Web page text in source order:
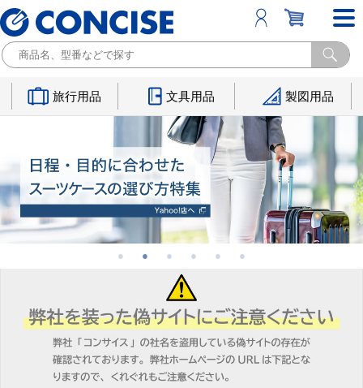
旅行用品 文具用品 製図用品